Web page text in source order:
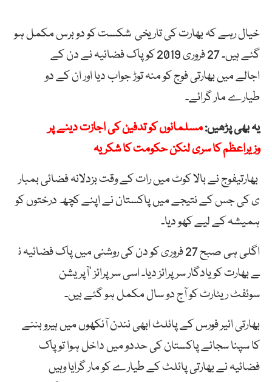
خیال رہے کہبھارتکیتاریخی شکستکودوبرسمکمل ہو
گئے ہیں۔ 27 فروری 2019 کو پاک فضائیہ نے دن کے
اجالےمیں بھارتی فوج کو منہ توڑ جواب دیا اور ان کے دو
طیارے مار گرائے۔
یہ بھی پڑھیں:مسلمانوں کو تدفین کی اجازت دینے پر
وزیراعظم کا سری لنکن حکومت کا شکریہ
بھارتیفوج نےبالاکوٹمیںراتکےوقتبزدلانہفضائیبمبار
یکیجسکےنتیجےمیںپاکستاننےاپنےکچھدرختوںکو
ہمیشہکےلیےکھودیا۔
اگلیہیصبح فروریکودنکیروشنیمیںپاکفضائیہن
ےبھارتکویادگارسرپرائزدیا۔ اسی سرپرائز ’آپریشن
سوئفٹ ریٹارٹ کو آج دو سال مکمل ہو گئے ہیں۔
بھارتیائیرفورسکےپائلٹابھی نندنآنکھوںمیںہیروبننے
کاسپناسجائےپاکستانکیحددومیںداخلہواتوپاک
فضائیہنےبھارتیپائلٹکےطیارےکومارگرایاوہیں